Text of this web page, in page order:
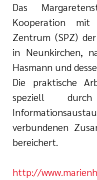
der cts
Dienst
Dienst
Das
Kooperation mit
Zentrum (SPZ)
in Neunkirchen,
Hasmann und
Die praktische
speziell
verbundenen
bereichert.
http://